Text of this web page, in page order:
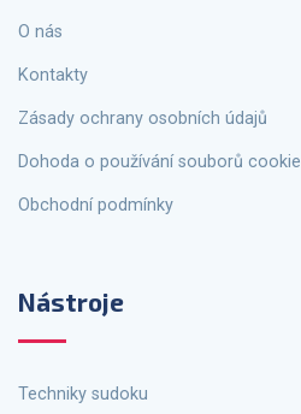
O nás
Kontakty
Zásady ochrany osobních údajů
Dohoda o používání souborů cookie
Obchodní podmínky
Nástroje
Techniky sudoku